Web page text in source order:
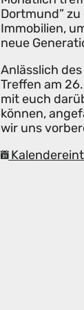
Dortmund”
Immobilien,
neue
Anlässlich
Treffen am
mit euch
können,
wir uns